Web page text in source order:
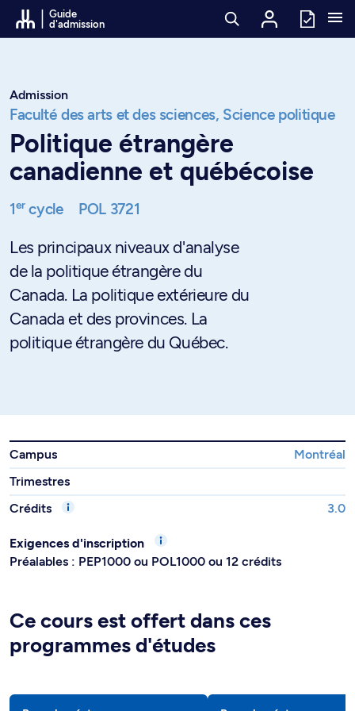
Passer au contenu
Guide
d'admission
Admission
Faculté des arts et des sciences, Science politique
Politique étrangère
canadienne et québécoise
1ercycle POL 3721
Les principaux niveaux d'analyse
de la politique étrangère du
Canada. La politique extérieure du
Canada et des provinces. La
politique étrangère du Québec.
Campus
Montréal
Trimestres
Crédits
3.0
Exigences d'inscription
Préalables : PEP1000 ou POL1000 ou 12 crédits
Ce cours est offert dans ces
programmes d'études